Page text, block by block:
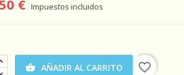
€ Impuestos incluidos
 AÑADIR AL CARRITO favorite_border